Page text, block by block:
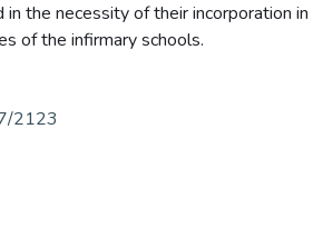
the necessity of their incorporation in
of the infirmary schools.
2123